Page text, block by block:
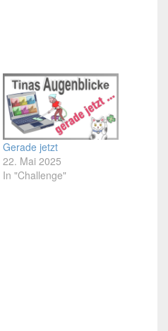
Gerade jetzt
22. Mai 2025
In "Challenge"